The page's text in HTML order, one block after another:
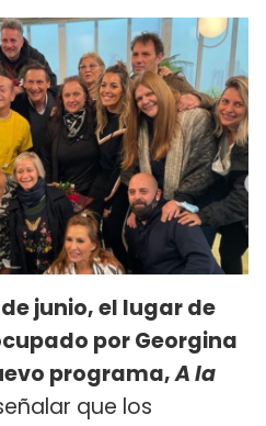
de junio, el lugar de
por Georgina
programa,A la
que los